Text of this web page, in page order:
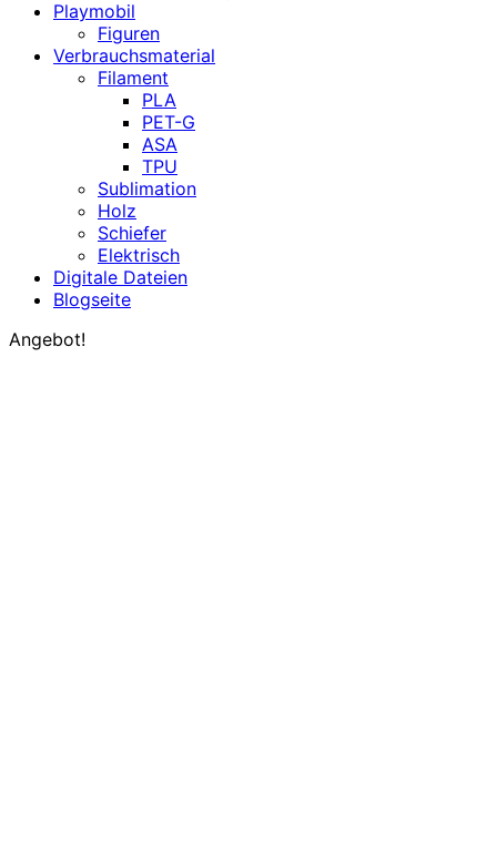
Playmobil
Figuren
Verbrauchsmaterial
Filament
PLA
PET-G
ASA
TPU
Sublimation
Holz
Schiefer
Elektrisch
Digitale Dateien
Blogseite
Angebot!